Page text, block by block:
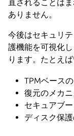
直されることは
ありません。
今後はセキュリ
護機能を可視化
ります。たとえ
TPMベース
復元のメカニ
セキュアブ
ディスク保